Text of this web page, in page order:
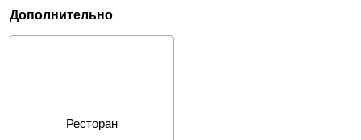
Дополнительно
Ресторан